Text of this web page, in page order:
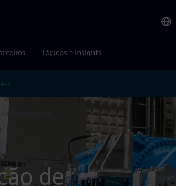
Tópicos e insights
FAMUR Gearo
de